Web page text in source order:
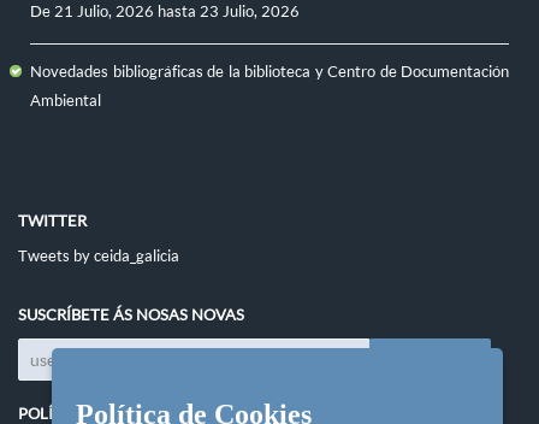
De21 Julio, 2026 hasta 23 Julio, 2026
Novedades bibliográficas de la biblioteca y Centro de Documentación
Ambiental
TWITTER
Tweets by ceida_galicia
SUSCRÍBETE ÁS NOSAS NOVAS
POLÍTICAS DO SITIO
Política de Cookies